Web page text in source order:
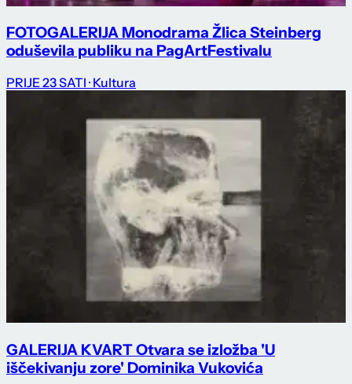
FOTOGALERIJA Monodrama Žlica Steinberg
oduševila publiku na PagArtFestivalu
PRIJE 23 SATI · Kultura
GALERIJA KVART Otvara se izložba 'U
iščekivanju zore' Dominika Vukovića